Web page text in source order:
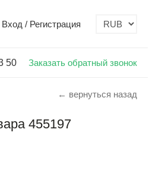
Вход / Регистрация
50 Заказать обратный звонок
← вернуться назад
455197